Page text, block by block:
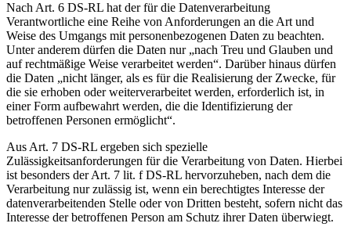
Nach Art. 6 DS-RL hat der für die Datenverarbeitung
Verantwortliche eine Reihe von Anforderungen an die Art und
Weise des Umgangs mit personenbezogenen Daten zu beachten.
Unter anderem dürfen die Daten nur „nach Treu und Glauben und
auf rechtmäßige Weise verarbeitet werden“. Darüber hinaus dürfen
die Daten „nicht länger, als es für die Realisierung der Zwecke, für
die sie erhoben oder weiterverarbeitet werden, erforderlich ist, in
einer Form aufbewahrt werden, die die Identifizierung der
betroffenen Personen ermöglicht“.
Aus Art. 7 DS-RL ergeben sich spezielle
Zulässigkeitsanforderungen für die Verarbeitung von Daten. Hierbei
ist besonders der Art. 7 lit. f DS-RL hervorzuheben, nach dem die
Verarbeitung nur zulässig ist, wenn ein berechtigtes Interesse der
datenverarbeitenden Stelle oder von Dritten besteht, sofern nicht das
Interesse der betroffenen Person am Schutz ihrer Daten überwiegt.